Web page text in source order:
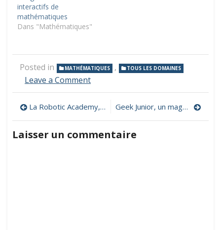
interactifs de
mathématiques
Dans "Mathématiques"
Posted in MATHÉMATIQUES , TOUS LES DOMAINES
Leave a Commenton
mathématiques
pour
élèves
Navigation
de
l’article
La Robotic Academy, des formations robotique et numérique sur mesure pour les enseignants Geek Junior, un magazine d’éducation au numérique pour les ados
Laisser un commentaire